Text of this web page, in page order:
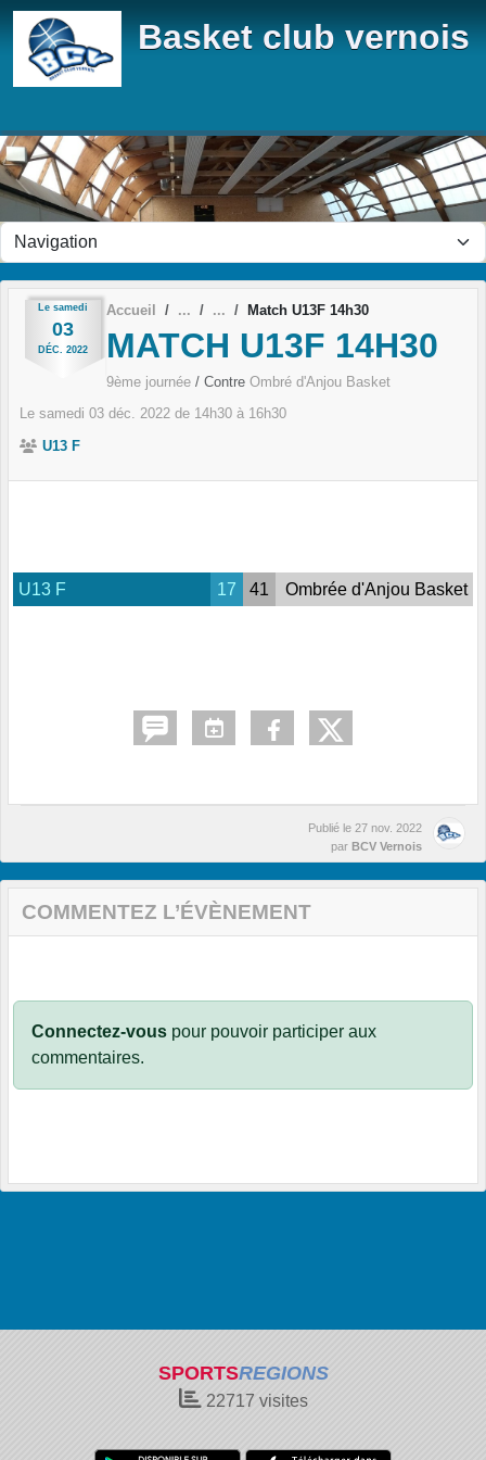
Basket club vernois
Le samedi
03
DÉC. 2022
Accueil Match U13F 14h30
MATCH U13F 14H30
9ème journée / Contre Ombré d'Anjou Basket
Le samedi 03 déc. 2022 de 14h30 à 16h30
U13 F
U13 F 17 41 Ombrée d'Anjou Basket
Publié le 27 nov. 2022
par BCV Vernois
COMMENTEZ L’ÉVÈNEMENT
Connectez-vous pour pouvoir participer aux
commentaires.
SPORTSREGIONS
22717 visites
Panneau de gestion des cookies